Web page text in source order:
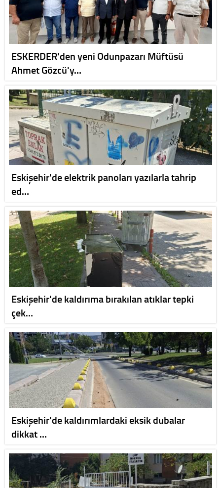
ESKERDER'den yeni Odunpazarı Müftüsü
Ahmet Gözcü'y…
Eskişehir'de elektrik panoları yazılarla tahrip
ed…
Eskişehir'de kaldırıma bırakılan atıklar tepki
çek…
Eskişehir'de kaldırımlardaki eksik dubalar
dikkat …